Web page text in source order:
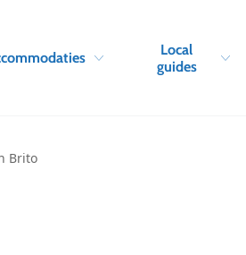
Local
guides
Brito